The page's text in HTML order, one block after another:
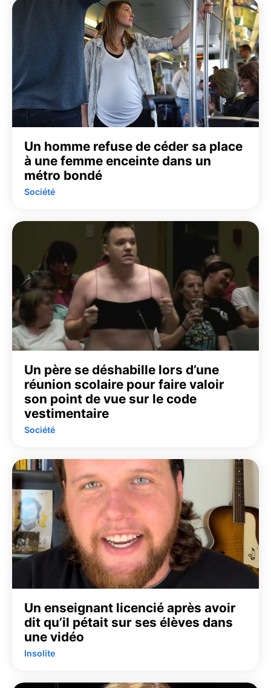
Un homme refuse de céder sa place
à une femme enceinte dans un
métro bondé
Société
Un père se déshabille lors d’une
réunion scolaire pour faire valoir
son point de vue sur le code
vestimentaire
Société
Un enseignant licencié après avoir
dit qu’il pétait sur ses élèves dans
une vidéo
Insolite